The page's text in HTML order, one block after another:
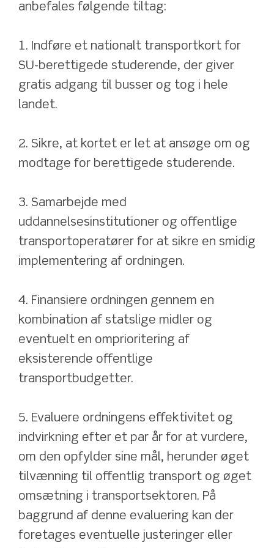
anbefales følgende tiltag:
1. Indføre et nationalt transportkort for
SU-berettigede studerende, der giver
gratis adgang til busser og tog i hele
landet.
2. Sikre, at kortet er let at ansøge om og
modtage for berettigede studerende.
3. Samarbejde med
uddannelsesinstitutioner og offentlige
transportoperatører for at sikre en smidig
implementering af ordningen.
4. Finansiere ordningen gennem en
kombination af statslige midler og
eventuelt en omprioritering af
eksisterende offentlige
transportbudgetter.
5. Evaluere ordningens effektivitet og
indvirkning efter et par år for at vurdere,
om den opfylder sine mål, herunder øget
tilvænning til offentlig transport og øget
omsætning i transportsektoren. På
baggrund af denne evaluering kan der
foretages eventuelle justeringer eller